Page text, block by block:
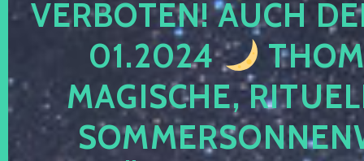
VERBOTEN! AUCH
01.2024
MAGISCHE,